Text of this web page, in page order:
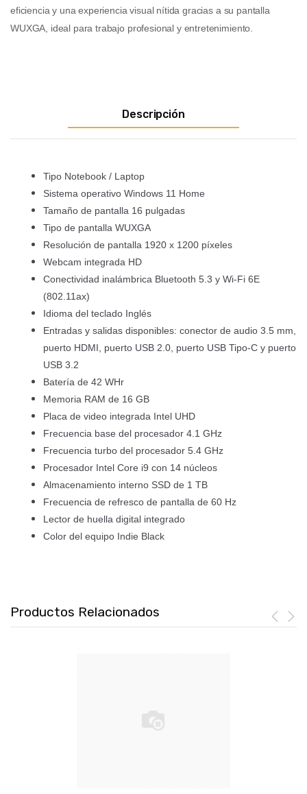
eficiencia y una experiencia visual nítida gracias a su pantalla
WUXGA, ideal para trabajo profesional y entretenimiento.
Descripción
Tipo Notebook / Laptop
Sistema operativo Windows 11 Home
Tamaño de pantalla 16 pulgadas
Tipo de pantalla WUXGA
Resolución de pantalla 1920 x 1200 píxeles
Webcam integrada HD
Conectividad inalámbrica Bluetooth 5.3 y Wi-Fi 6E
(802.11ax)
Idioma del teclado Inglés
Entradas y salidas disponibles: conector de audio 3.5 mm,
puerto HDMI, puerto USB 2.0, puerto USB Tipo-C y puerto
USB 3.2
Batería de 42 WHr
Memoria RAM de 16 GB
Placa de video integrada Intel UHD
Frecuencia base del procesador 4.1 GHz
Frecuencia turbo del procesador 5.4 GHz
Procesador Intel Core i9 con 14 núcleos
Almacenamiento interno SSD de 1 TB
Frecuencia de refresco de pantalla de 60 Hz
Lector de huella digital integrado
Color del equipo Indie Black
Productos Relacionados